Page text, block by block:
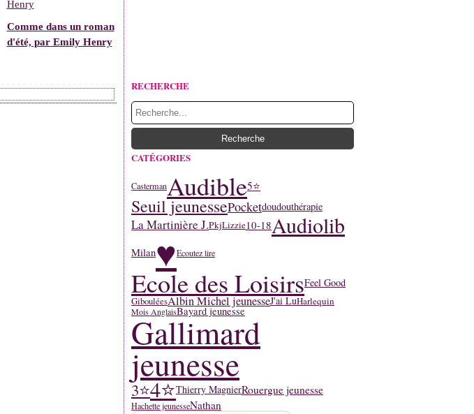
Comme dans un roman
d'été, par Emily Henry
RECHERCHE
CATÉGORIES
CastermanAudible5⭐
Seuil jeunessePocketdoudouthérapie
La Martinière J.PkjLizzie10-18Audiolib
Milan♥Ecoutez lire
Ecole des LoisirsFeel Good
GibouléesAlbin Michel jeunesseJ'ai LuHarlequin
Mois AnglaisBayard jeunesse
Gallimard
jeunesse
3⭐4⭐Thierry MagnierRouergue jeunesse
Hachette jeunesseNathan